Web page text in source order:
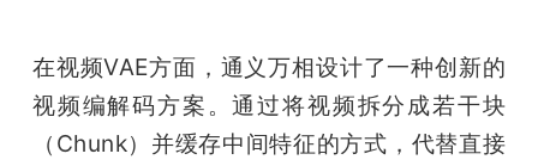
在视频VAE方面，通义万相设计了一种创新的
视频编解码方案。通过将视频拆分成若干块
（Chunk）并缓存中间特征的方式，代替直接